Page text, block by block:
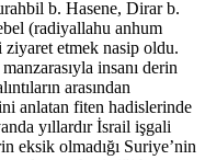
b. Hasene, Dirar b.
(radiyallahu anhum
etmek nasip oldu.
insanı derin
arasından
anlatan fiten hadislerinde
yıllardır İsrail işgali
eksik olmadığı Suriye’nin